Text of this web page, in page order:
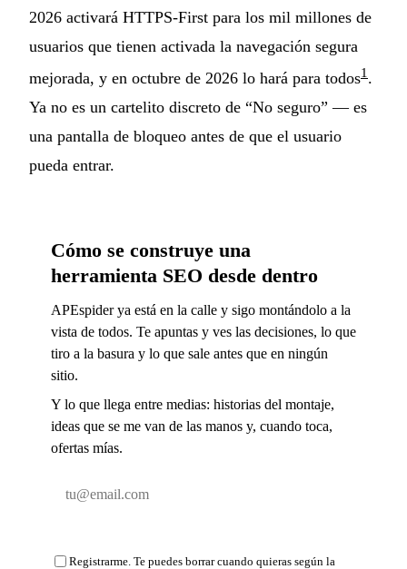
2026 activará HTTPS-First para los mil millones de
usuarios que tienen activada la navegación segura
mejorada, y en octubre de 2026 lo hará para todos1 .
Ya no es un cartelito discreto de “No seguro” — es
una pantalla de bloqueo antes de que el usuario
pueda entrar.
Cómo se construye una
herramienta SEO desde dentro
APEspider ya está en la calle y sigo montándolo a la
vista de todos. Te apuntas y ves las decisiones, lo que
tiro a la basura y lo que sale antes que en ningún
sitio.
Y lo que llega entre medias: historias del montaje,
ideas que se me van de las manos y, cuando toca,
ofertas mías.
Email
Registrarme. Te puedes borrar cuando quieras según la